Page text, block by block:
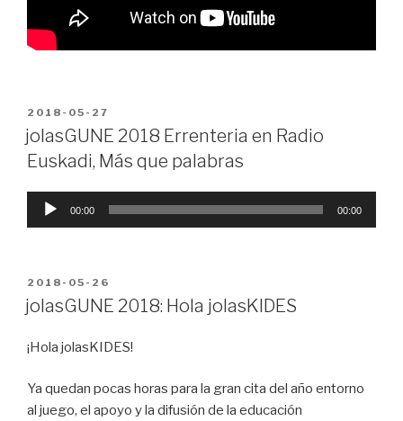
PUBLICADO
EN
2018-05-27
jolasGUNE 2018 Errenteria en Radio
Euskadi, Más que palabras
Reproductor
00:00 00:00
PUBLICADO
EN
2018-05-26
jolasGUNE 2018: Hola jolasKIDES
¡Hola jolasKIDES!
Ya quedan pocas horas para la gran cita del año entorno
al juego, el apoyo y la difusión de la educación